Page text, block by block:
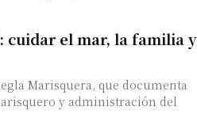
cuidar el mar, la familia y
Marisquera, que documenta
y administración del